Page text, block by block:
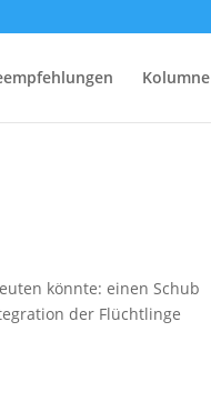
Kolumne
könnte: einen Schub
der Flüchtlinge